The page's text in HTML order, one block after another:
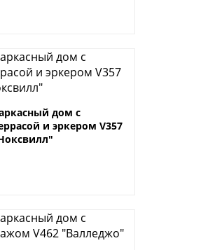
дом c
и эркером V357